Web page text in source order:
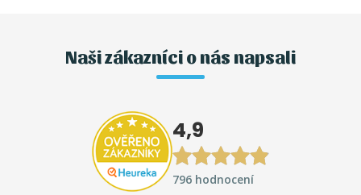
Naši zákazníci o nás napsali
4,9
796 hodnocení